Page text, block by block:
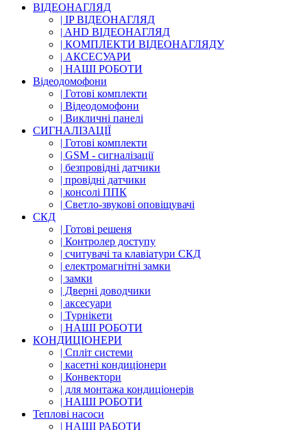
ВІДЕОНАГЛЯД
| IP ВІДЕОНАГЛЯД
| AHD ВІДЕОНАГЛЯД
| КОМПЛЕКТИ ВІДЕОНАГЛЯДУ
| АКСЕСУАРИ
| НАШІ РОБОТИ
Відеодомофони
| Готові комплекти
| Відеодомофони
| Викличні панелі
СИГНАЛІЗАЦІЇ
| Готові комплекти
| GSM - сигналізації
| безпровідні датчики
| провідні датчики
| консолі ППК
| Светло-звукові оповіщувачі
СКД
| Готові решеня
| Контролер доступу
| считувачі та клавіатури СКД
| електромагнітні замки
| замки
| Дверні доводчики
| аксесуари
| Турнікети
| НАШІ РОБОТИ
КОНДИЦІОНЕРИ
| Cпліт системи
| касетні кондиціонери
| Конвектори
| для монтажа кондиціонерів
| НАШІ РОБОТИ
Теплові насоси
| НАШІ РАБОТИ